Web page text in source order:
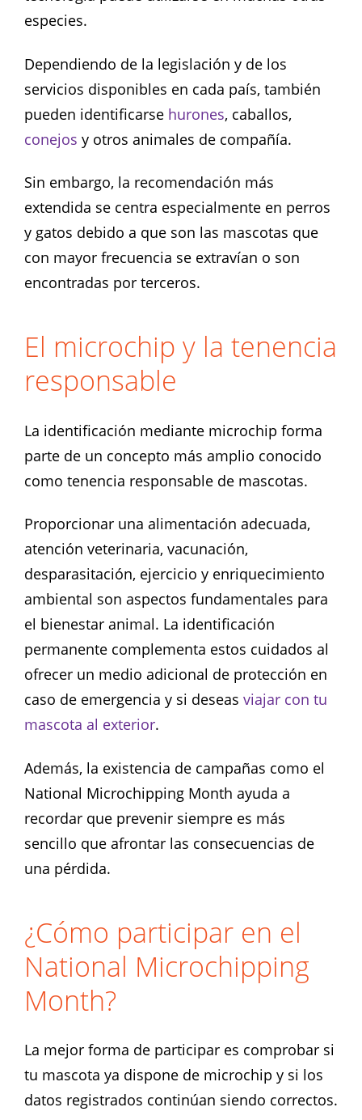
especies.
Dependiendo de la legislación y de los
servicios disponibles en cada país, también
pueden identificarse hurones, caballos,
conejos y otros animales de compañía.
Sin embargo, la recomendación más
extendida se centra especialmente en perros
y gatos debido a que son las mascotas que
con mayor frecuencia se extravían o son
encontradas por terceros.
El microchip y la tenencia
responsable
La identificación mediante microchip forma
parte de un concepto más amplio conocido
como tenencia responsable de mascotas.
Proporcionar una alimentación adecuada,
atención veterinaria, vacunación,
desparasitación, ejercicio y enriquecimiento
ambiental son aspectos fundamentales para
el bienestar animal. La identificación
permanente complementa estos cuidados al
ofrecer un medio adicional de protección en
caso de emergencia y si deseas viajar con tu
mascota al exterior.
Además, la existencia de campañas como el
National Microchipping Month ayuda a
recordar que prevenir siempre es más
sencillo que afrontar las consecuencias de
una pérdida.
¿Cómo participar en el
National Microchipping
Month?
La mejor forma de participar es comprobar si
tu mascota ya dispone de microchip y si los
datos registrados continúan siendo correctos.